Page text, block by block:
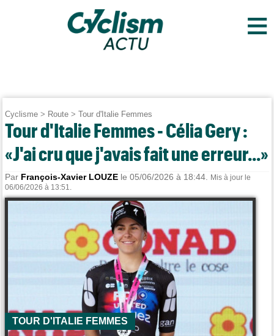
≡
Cyclisme > Route >Tour d'Italie Femmes
Tour d'Italie Femmes - Célia Gery :
«J'ai cru que j'avais fait une erreur...»
Par François-Xavier LOUZE le 05/06/2026 à 18:44.
Mis à jour le
06/06/2026 à 13:51.
TOUR D'ITALIE FEMMES